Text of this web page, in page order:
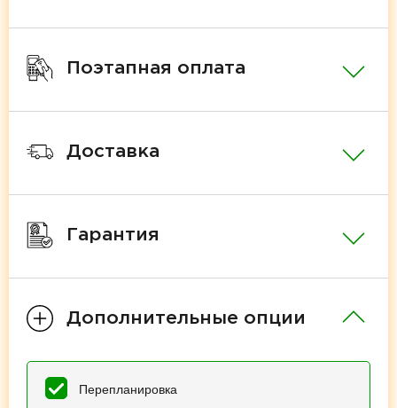
Поэтапная оплата
Доставка
Гарантия
Дополнительные опции
Перепланировка